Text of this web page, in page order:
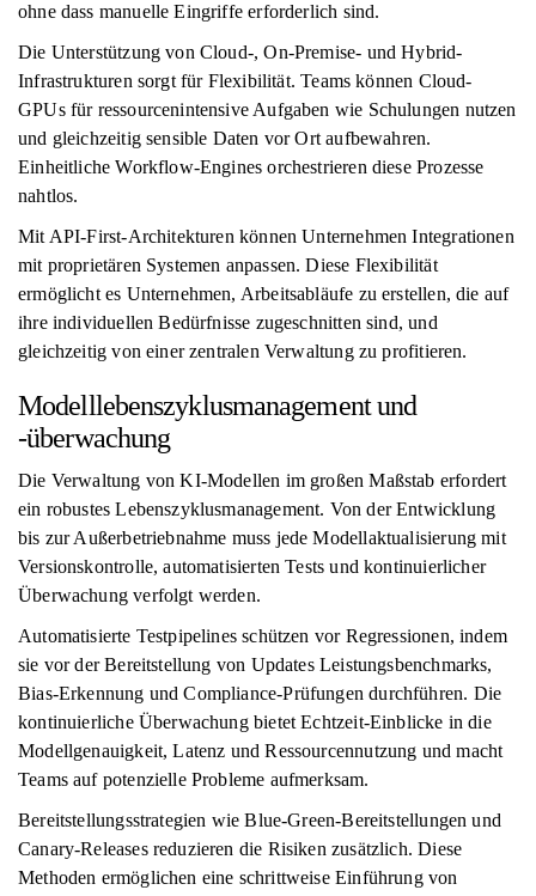
ohne dass manuelle Eingriffe erforderlich sind.
Die Unterstützung von Cloud-, On-Premise- und Hybrid-
Infrastrukturen sorgt für Flexibilität. Teams können Cloud-
GPUs für ressourcenintensive Aufgaben wie Schulungen nutzen
und gleichzeitig sensible Daten vor Ort aufbewahren.
Einheitliche Workflow-Engines orchestrieren diese Prozesse
nahtlos.
Mit API-First-Architekturen können Unternehmen Integrationen
mit proprietären Systemen anpassen. Diese Flexibilität
ermöglicht es Unternehmen, Arbeitsabläufe zu erstellen, die auf
ihre individuellen Bedürfnisse zugeschnitten sind, und
gleichzeitig von einer zentralen Verwaltung zu profitieren.
Modelllebenszyklusmanagement und
-überwachung
Die Verwaltung von KI-Modellen im großen Maßstab erfordert
ein robustes Lebenszyklusmanagement. Von der Entwicklung
bis zur Außerbetriebnahme muss jede Modellaktualisierung mit
Versionskontrolle, automatisierten Tests und kontinuierlicher
Überwachung verfolgt werden.
Automatisierte Testpipelines schützen vor Regressionen, indem
sie vor der Bereitstellung von Updates Leistungsbenchmarks,
Bias-Erkennung und Compliance-Prüfungen durchführen. Die
kontinuierliche Überwachung bietet Echtzeit-Einblicke in die
Modellgenauigkeit, Latenz und Ressourcennutzung und macht
Teams auf potenzielle Probleme aufmerksam.
Bereitstellungsstrategien wie Blue-Green-Bereitstellungen und
Canary-Releases reduzieren die Risiken zusätzlich. Diese
Methoden ermöglichen eine schrittweise Einführung von